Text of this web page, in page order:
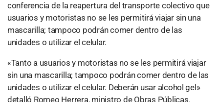
conferencia de la reapertura del transporte colectivo que
usuarios y motoristas no se les permitirá viajarsin una
mascarilla; tampoco podrán comer dentro de las
unidades o utilizar el celular.
«Tanto a usuarios y motoristas no se les permitirá viajar
sin una mascarilla; tampoco podrán comer dentro de las
unidades o utilizar el celular. Deberán usar alcohol gel»
detalló Romeo Herrera, ministro de Obras Públicas.